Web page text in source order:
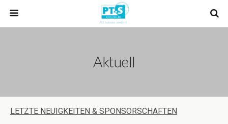
Aktuell
LETZTE NEUIGKEITEN & SPONSORSCHAFTEN